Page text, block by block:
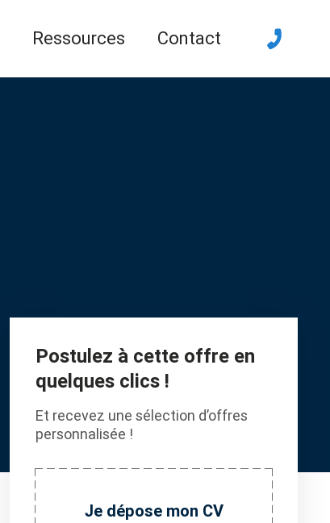
Ressources Contact
Postulez à cette offre en
quelques clics !
Et recevez une sélection d’offres
personnalisée !
Je dépose mon CV